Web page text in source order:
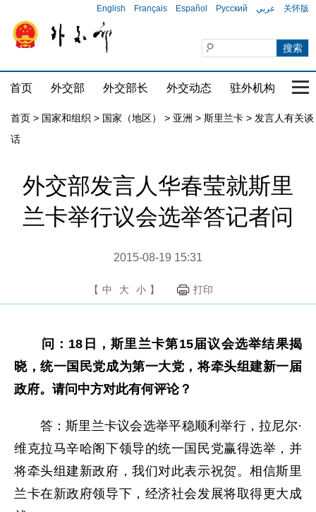
English Français Español Русский عربي 关怀版
首页 外交部 外交部长 外交动态 驻外机构 国
首页 > 国家和组织 > 国家（地区） > 亚洲 > 斯里兰卡 > 发言人有关谈
话
外交部发言人华春莹就斯里
兰卡举行议会选举答记者问
2015-08-19 15:31
【 中 大 小 】 打印
问：18日，斯里兰卡第15届议会选举结果揭
晓，统一国民党成为第一大党，将牵头组建新一届
政府。请问中方对此有何评论？
答：斯里兰卡议会选举平稳顺利举行，拉尼尔·
维克拉马辛哈阁下领导的统一国民党赢得选举，并
将牵头组建新政府，我们对此表示祝贺。相信斯里
兰卡在新政府领导下，经济社会发展将取得更大成